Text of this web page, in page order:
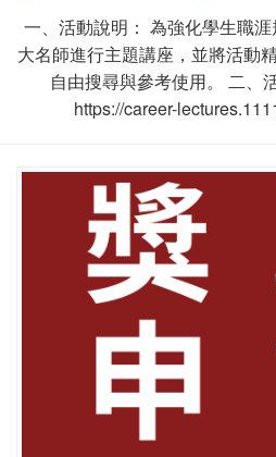
一、活動說明： 為強化學生職
大名師進行主題講座，並將活動
自由搜尋與參考使用。 二、
https://career-